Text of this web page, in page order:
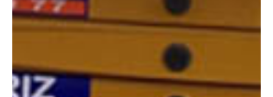
COMPARADOR
¿Tienes dudas a la hora de elegir la máquina que
Compara esta y otras máquinas desde el siguiente botón o ponte
en contacto con nosotros para un asesoramiento más personal.